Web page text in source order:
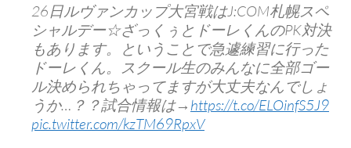
26日ルヴァンカップ大宮戦はJ:COM札幌スペ
シャルデー☆ざっくぅとドーレくんのPK対決
もあります。ということで急遽練習に行った
ドーレくん。スクール生のみんなに全部ゴー
ル決められちゃってますが大丈夫なんでしょ
うか…？？試合情報は→ https://t.co/ELOinfS5J9
pic.twitter.com/kzTM69RpxV